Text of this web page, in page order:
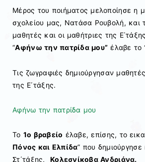
Μέρος του ποιήματος μελοποίησε η
σχολείου μας, Νατάσα Ρουβολή, και
μαθητές και οι μαθήτριες της
“Αφήνω την πατρίδα μου” έλαβε το
Τις ζωγραφιές δημιούργησαν
της Ε΄τάξης.
Αφήνω την πατρίδα μου
Το 1ο βραβείο έλαβε, επίσης, το
Πόνος και Ελπίδα” που δημιούργησε
Στ΄τάξης, Κολεσνίκοβα Ανδριάνα.